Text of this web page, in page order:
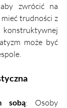
zwrócić na
trudności z
może być
sobą: Osoby